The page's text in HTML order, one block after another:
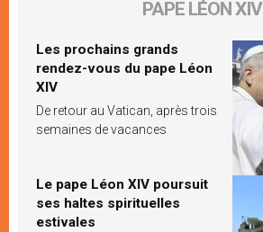
PAPE LÉON XIV
Les prochains grands
rendez-vous du pape Léon
XIV
De retour au Vatican, après trois
semaines de vacances
Le pape Léon XIV poursuit
ses haltes spirituelles
estivales